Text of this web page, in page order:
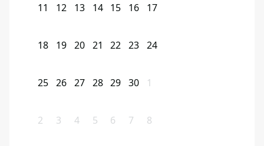
11 12 13 14 15 16 17
18 19 20 21 22 23 24
25 26 27 28 29 30 1
2 3 4 5 6 7 8